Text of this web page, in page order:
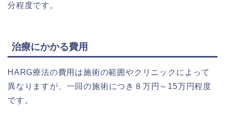
分程度です。
治療にかかる費用
HARG療法の費用は施術の範囲やクリニックによって
異なりますが、一回の施術につき８万円～15万円程度
です。